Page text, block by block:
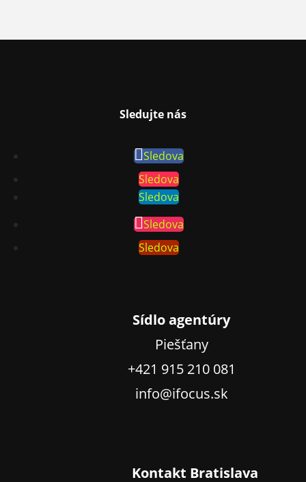
Sledujte nás
Sledova
Sledova
Sledova
Sledova
Sledova
Sídlo agentúry
Piešťany
+421 915 210 081
info@ifocus.sk
Kontakt Bratislava